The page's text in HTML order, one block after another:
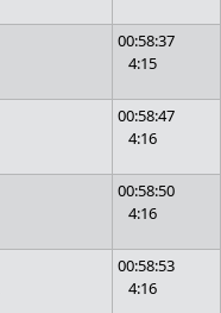
00:58:37
4:15
00:58:47
4:16
00:58:50
4:16
00:58:53
4:16